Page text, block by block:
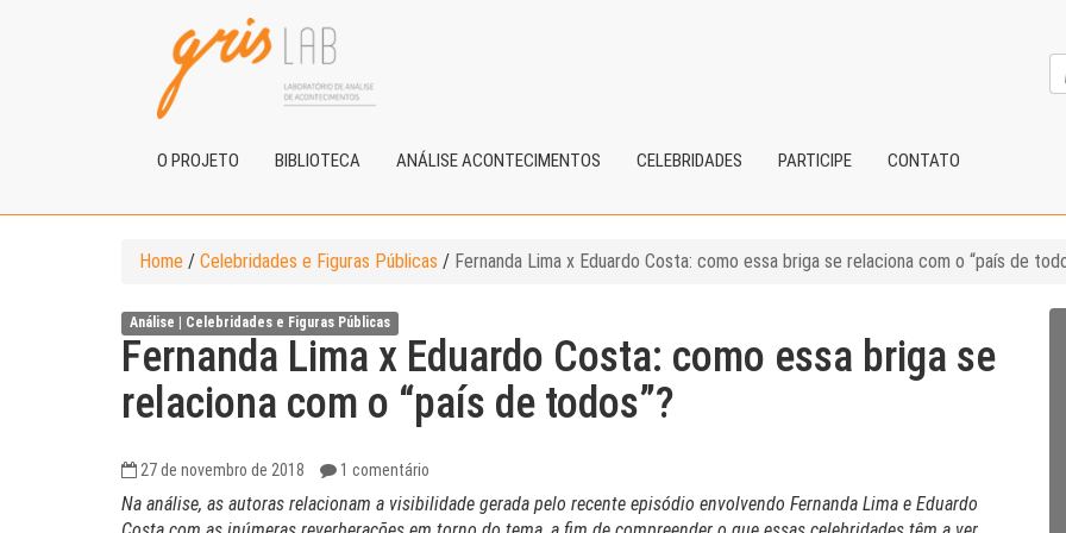
O PROJETO BIBLIOTECA ANÁLISE ACONTECIMENTOS CELEBRIDADES PARTICIPE CONTATO
Home / Celebridades e Figuras Públicas / Fernanda Lima x Eduardo Costa: como essa briga se relaciona com o “país de
Análise | Celebridades e Figuras Públicas
Fernanda Lima x Eduardo Costa: como essa briga se
relaciona com o “país de todos”?
27 de novembro de 2018 1 comentário
Na análise, as autoras relacionam a visibilidade gerada pelo recente episódio envolvendo Fernanda Lima e Eduardo